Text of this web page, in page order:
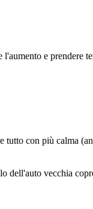
e prendere
con più calma
dell'auto vecchia